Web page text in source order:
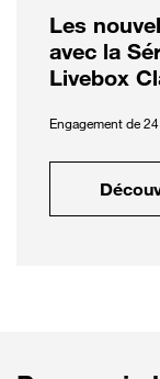
Les
avec la
Livebox
Engagement de